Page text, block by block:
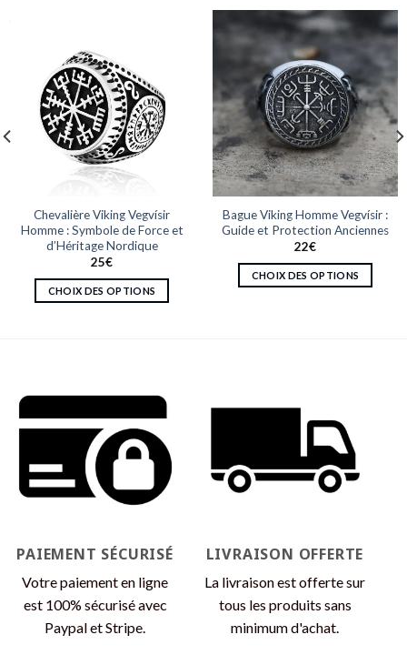
Chevalière Viking Vegvísir
Homme : Symbole de Force et
d’Héritage Nordique
25€
CHOIX DES OPTIONS
options
peuvent
être
choisies
sur
du
produit
Bague Viking Homme Vegvísir :
Guide et Protection Anciennes
22€
CHOIX DES OPTIONS
peuvent
être
choisies
sur
produit
PAIEMENT SÉCURISÉ
Votre paiement en ligne
est 100% sécurisé avec
Paypal et Stripe.
LIVRAISON OFFERTE
La livraison est offerte sur
tous les produits sans
minimum d'achat.